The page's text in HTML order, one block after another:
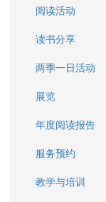
阅读活动
读书分享
两季一日活动
展览
年度阅读报告
服务预约
教学与培训